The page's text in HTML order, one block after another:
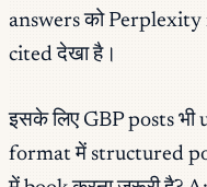
answers को
cited देखा है।
इसके लिए GBP posts
format में structured